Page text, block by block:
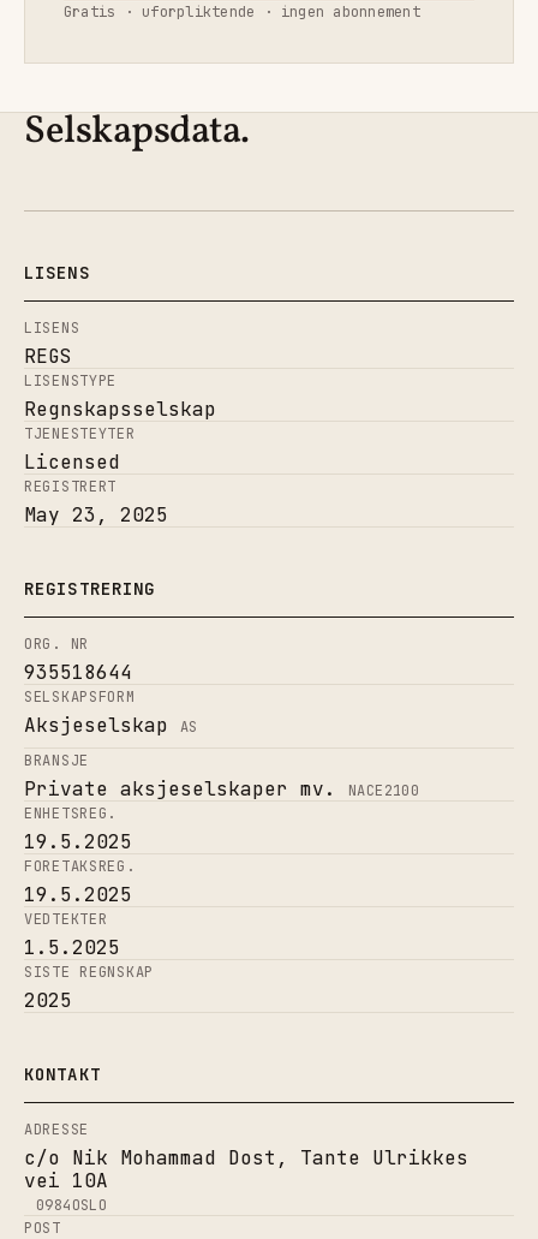
Gratis · uforpliktende · ingen abonnement
Selskapsdata.
LISENS
LISENS
REGS
LISENSTYPE
Regnskapsselskap
TJENESTEYTER
Licensed
REGISTRERT
May 23, 2025
REGISTRERING
ORG. NR
935518644
SELSKAPSFORM
Aksjeselskap
AS
BRANSJE
Private aksjeselskaper mv. NACE2100
ENHETSREG.
19.5.2025
FORETAKSREG.
19.5.2025
VEDTEKTER
1.5.2025
SISTE REGNSKAP
2025
KONTAKT
ADRESSE
c/o Nik Mohammad Dost, Tante Ulrikkes
vei 10A
0984OSLO
POST